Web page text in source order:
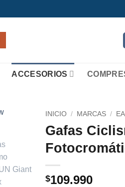
ACCESORIOS
wishlist
INICIO / MARCAS /
Gafas
$109.990